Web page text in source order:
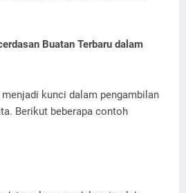
Buatan Terbaru dalam
kunci dalam pengambilan
Berikut beberapa contoh